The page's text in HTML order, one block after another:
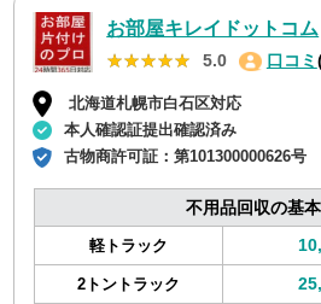
お部屋キレイドットコム
★★★★★
★★★★★ 5.0 口コミ
北海道札幌市白石区対応
本人確認証提出確認済み
古物商許可証：第101300000626号
不用品回収の基
軽トラック
2トントラック